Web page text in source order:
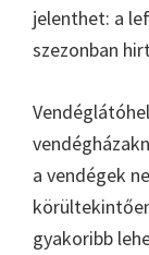
jelenthet: a
szezonban
a vendégek
gyakoribb